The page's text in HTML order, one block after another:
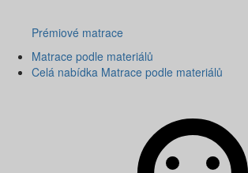
Prémiové matrace
Matrace podle materiálů
Celá nabídka Matrace podle materiálů